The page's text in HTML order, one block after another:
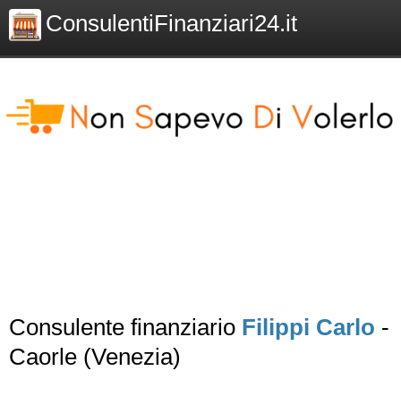
ConsulentiFinanziari24.it
Consulente finanziario Filippi Carlo -
Caorle (Venezia)